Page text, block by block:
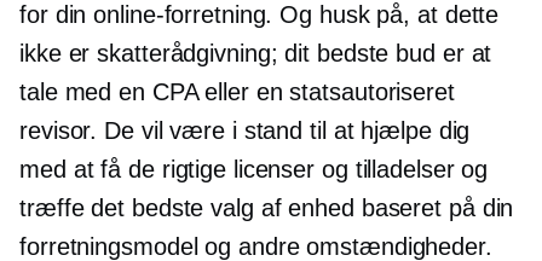
for din online-forretning. Og husk på, at dette
ikke er skatterådgivning; dit bedste bud er at
tale med en CPA eller en statsautoriseret
revisor. De vil være i stand til at hjælpe dig
med at få de rigtige licenser og tilladelser og
træffe det bedste valg af enhed baseret på din
forretningsmodel og andre omstændigheder.